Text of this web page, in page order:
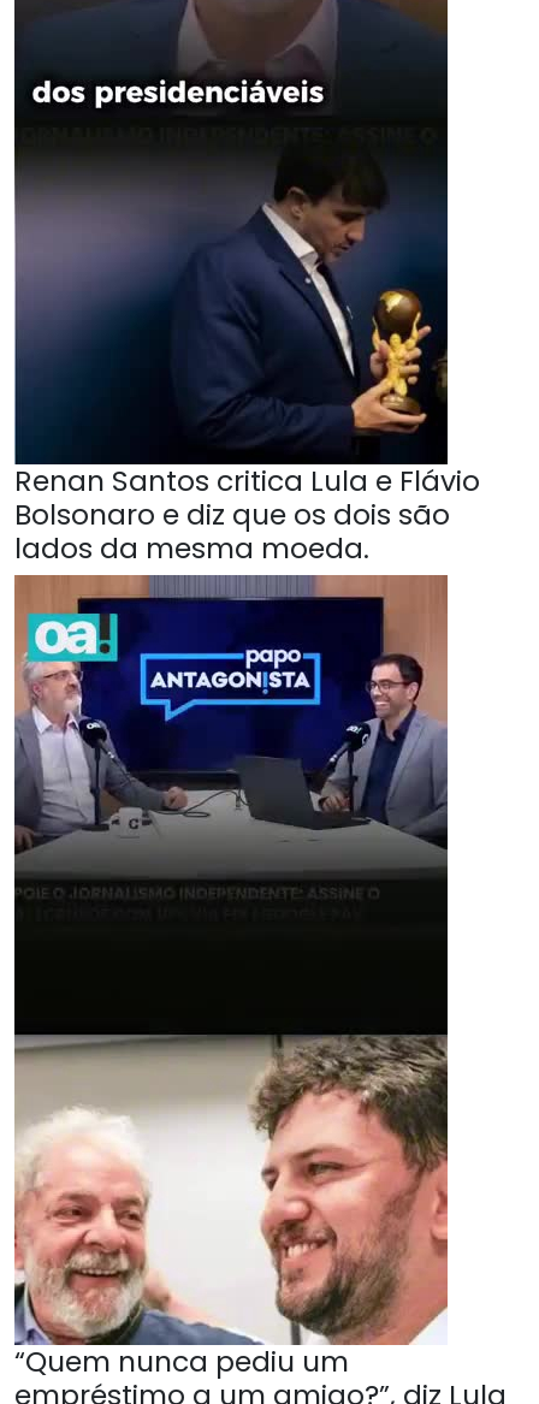
Renan Santos critica Lula e Flávio
Bolsonaro e diz que os dois são
lados da mesma moeda.
“Quem nunca pediu um
empréstimo a um amigo?”, diz Lula